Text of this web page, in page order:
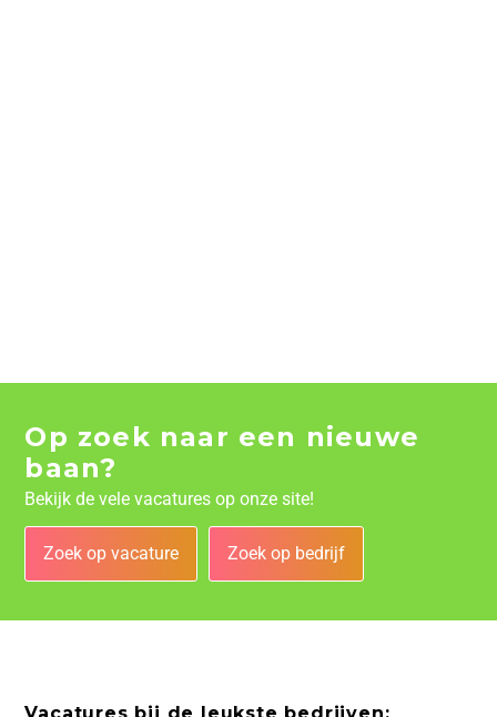
Op zoek naar een nieuwe
baan?
Bekijk de vele vacatures op onze site!
Zoek op vacature Zoek op bedrijf